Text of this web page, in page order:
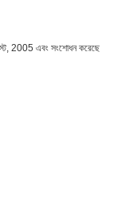
2005 এবং সংশোধন করেছে